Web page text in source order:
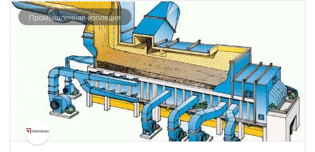
Промышленная изоляция